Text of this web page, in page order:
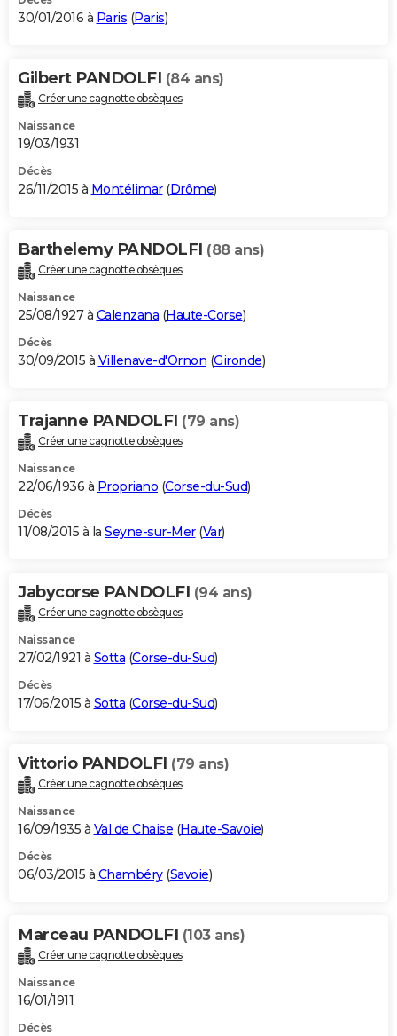
30/01/2016 à Paris (Paris)
Gilbert PANDOLFI (84 ans)
Créer une cagnotte obsèques
Naissance
19/03/1931
Décès
26/11/2015 à Montélimar(Drôme)
Barthelemy PANDOLFI (88 ans)
Créer une cagnotte obsèques
Naissance
25/08/1927 à Calenzana (Haute-Corse)
Décès
30/09/2015 à Villenave-d'Ornon (Gironde)
Trajanne PANDOLFI (79 ans)
Créer une cagnotte obsèques
Naissance
22/06/1936 à Propriano (Corse-du-Sud)
Décès
11/08/2015 à la Seyne-sur-Mer(Var)
Jabycorse PANDOLFI (94 ans)
Créer une cagnotte obsèques
Naissance
27/02/1921 à Sotta (Corse-du-Sud)
Décès
17/06/2015 à Sotta (Corse-du-Sud)
Vittorio PANDOLFI (79 ans)
Créer une cagnotte obsèques
Naissance
16/09/1935 à Val de Chaise (Haute-Savoie)
Décès
06/03/2015 à Chambéry(Savoie)
Marceau PANDOLFI (103 ans)
Créer une cagnotte obsèques
Naissance
16/01/1911
Décès